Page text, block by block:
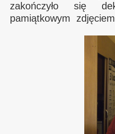
zakończyło się
pamiątkowym